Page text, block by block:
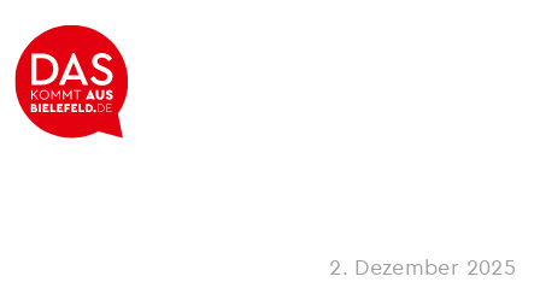
2. Dezember 2025